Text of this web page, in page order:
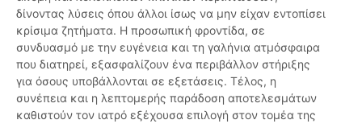
δίνοντας λύσεις όπου άλλοι ίσως να μην είχαν εντοπίσει
κρίσιμα ζητήματα. Η προσωπική φροντίδα, σε
συνδυασμό με την ευγένεια και τη γαλήνια ατμόσφαιρα
που διατηρεί, εξασφαλίζουν ένα περιβάλλον στήριξης
για όσους υποβάλλονται σε εξετάσεις. Τέλος, η
συνέπεια και η λεπτομερής παράδοση αποτελεσμάτων
καθιστούν τον ιατρό εξέχουσα επιλογή στον τομέα της